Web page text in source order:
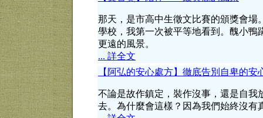
那天，是市高中生徵文比賽的頒獎會
學校，我第一次被平等地看到。醜小
更遠的風景。
... 詳全文
【阿弘的安心處方】徹底告別自卑的安
不論是故作鎮定，裝作沒事，還是自
去。為什麼會這樣？因為我們始終沒有